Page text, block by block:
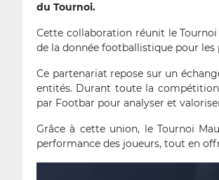
du Tournoi.
Cette collaboration réunit le
de la donnée footballistique pour
Ce partenariat repose sur un
entités. Durant toute la
par Footbar pour analyser et
Grâce à cette union, le Tournoi
performance des joueurs, tout en